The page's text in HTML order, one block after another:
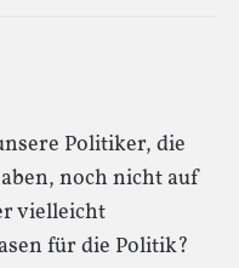
Politiker, die
noch nicht auf
vielleicht
für die Politik?